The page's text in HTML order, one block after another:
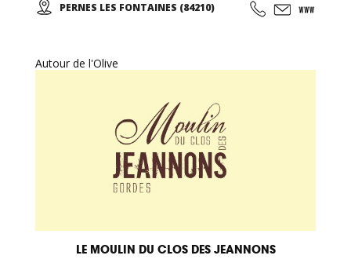
PERNES LES FONTAINES (84210)
Autour de l'Olive
LE MOULIN DU CLOS DES JEANNONS